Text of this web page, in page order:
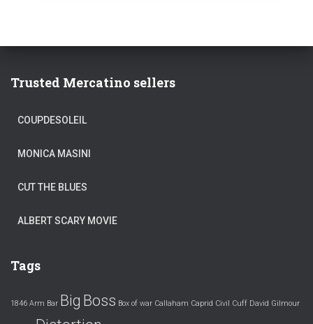
Trusted Mercatino sellers
COUPDESOLEIL
MONICA MASINI
CUT THE BLUES
ALBERT SCARY MOVIE
Tags
1846 Arm Bar Big Boss Box of war Callaham Caprid Civil Cuff David Gilmour